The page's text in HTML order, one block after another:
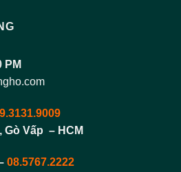
PM
Gò Vấp – HCM
08.5767.2222